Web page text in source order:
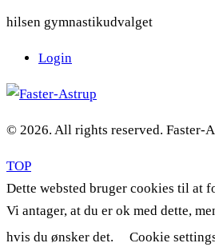
hilsen gymnastikudvalget
Login
© 2026. All rights reserved. Faster-
TOP
Dette websted bruger cookies til at
Vi antager, at du er ok med dette,
hvis du ønsker det.
Cookie